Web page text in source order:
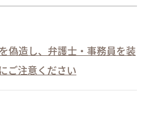
偽造し、弁護士・事務員を装
ご注意ください